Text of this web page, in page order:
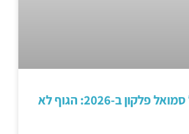
הגישה של סמואל פלקון ב-2026: הגוף לא